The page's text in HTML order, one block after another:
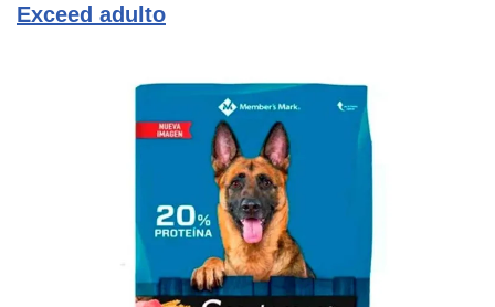
Exceed adulto